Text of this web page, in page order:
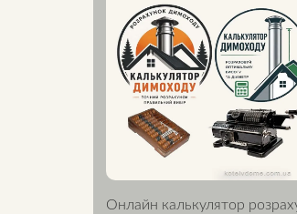
Онлайн калькулятор